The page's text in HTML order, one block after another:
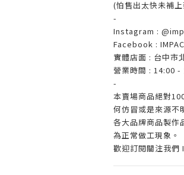
(怕售出太快未補
-
Instagram :
Facebook :
實體店面 : 台中市
營業時間 : 14:00 -
-
本賣場商品絕對
何仿冒或是來源不
各大品牌商品製作
為正常做工現象。
歡迎訂閱關注我們